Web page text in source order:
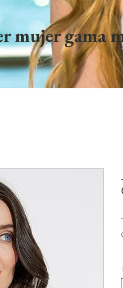
mujer gama